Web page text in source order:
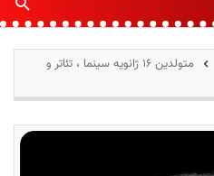
متولدین ۱۶ ژانویه سینما ، تئاتر و